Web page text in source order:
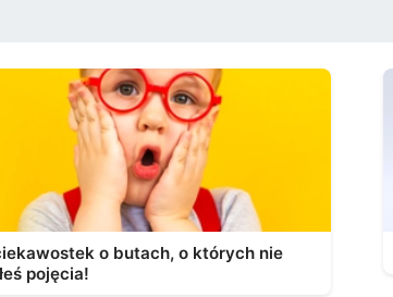
o butach, o których nie
pojęcia!